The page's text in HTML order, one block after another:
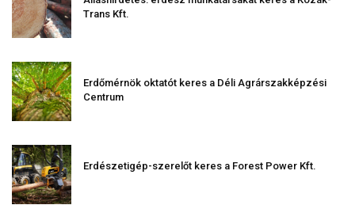
Trans Kft.
Erdőmérnök oktatót keres a Déli Agrárszakképzési
Centrum
Erdészetigép-szerelőt keres a Forest Power Kft.